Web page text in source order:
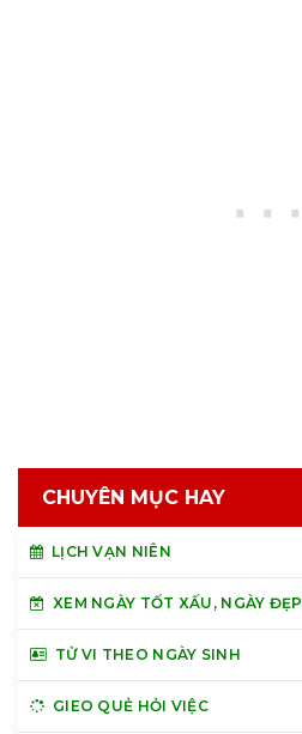
CHUYÊN MỤC HAY
LỊCH VẠN NIÊN
XEM NGÀY TỐT XẤU, NGÀY ĐẸP
TỬ VI THEO NGÀY SINH
GIEO QUẺ HỎI VIỆC